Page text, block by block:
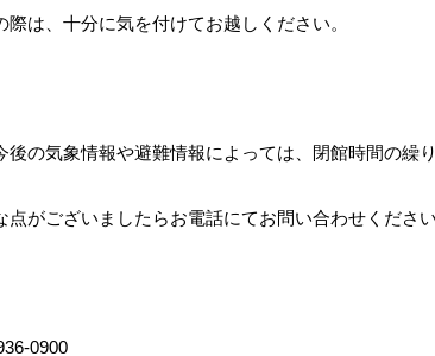
際は、十分に気を付けてお越しください。
後の気象情報や避難情報によっては、閉館時間の繰
点がございましたらお電話にてお問い合わせください
0900